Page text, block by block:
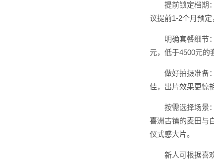
提前锁定档期
议提前1-2个月预定
明确套餐细节
元，低于4500元的
做好拍摄准备
佳，出片效果更惊
按需选择场景
喜洲古镇的麦田与
仪式感大片。
新人可根据喜